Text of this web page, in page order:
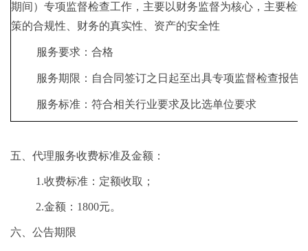
期间）专项监督检查工作，主要以财务监督为核心，主要检
策的合规性、财务的真实性、资产的安全性
服务要求：合格
服务期限 ： 自合同签订之日起至出具专项监督检查报告
服务标准：符合相关行业要求及比选单位要求
五、代理服务收费标准及金额：
1.收费标准：定额收取；
2.金额：1800元。
六、公告期限